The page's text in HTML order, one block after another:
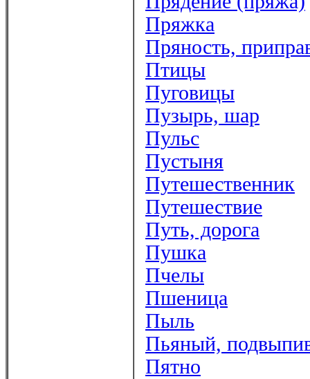
Пряжка
Пряность,
Птицы
Пуговицы
Пузырь, шар
Пульс
Пустыня
Путешественник
Путешествие
Путь, дорога
Пушка
Пчелы
Пшеница
Пыль
Пьяный,
Пятно